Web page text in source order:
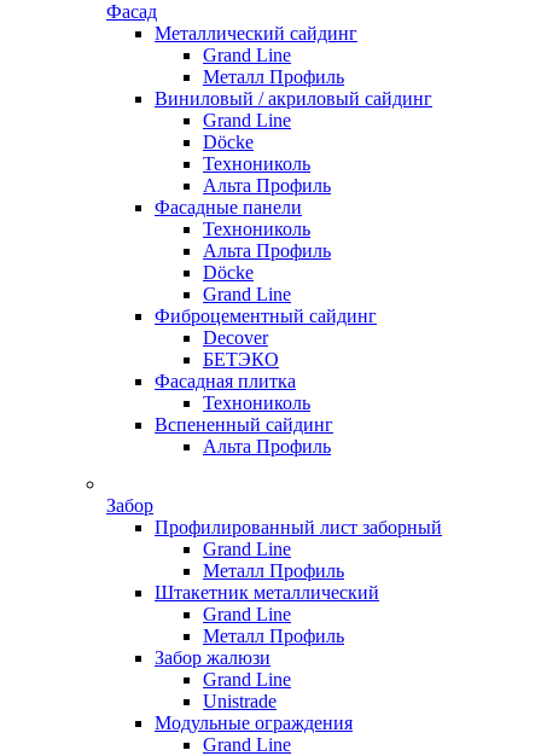
Фасад
Металлический сайдинг
Grand Line
Металл Профиль
Виниловый / акриловый сайдинг
Grand Line
Döсkе
Технониколь
Альта Профиль
Фасадные панели
Технониколь
Альта Профиль
Döсkе
Grand Line
Фиброцементный сайдинг
Decover
БЕТЭКО
Фасадная плитка
Технониколь
Вспененный сайдинг
Альта Профиль
Забор
Профилированный лист заборный
Grand Line
Металл Профиль
Штакетник металлический
Grand Line
Металл Профиль
Забор жалюзи
Grand Line
Unistrade
Модульные ограждения
Grand Line